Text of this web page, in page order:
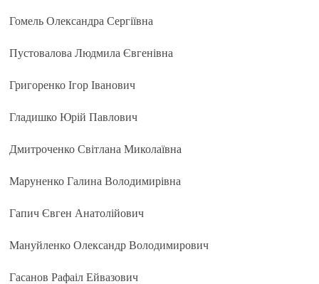
Гомель Олександра Сергіївна
Пустовалова Людмила Євгенівна
Григоренко Ігор Іванович
Гладишко Юрій Павлович
Дмитроченко Світлана Миколаївна
Маруненко Галина Володимирівна
Гапич Євген Анатолійович
Мануйленко Олександр Володимирович
Гасанов Рафаіл Ейвазович